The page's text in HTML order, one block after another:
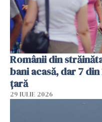
Românii din
bani acasă, dar 7
țară
29 IULIE 2026